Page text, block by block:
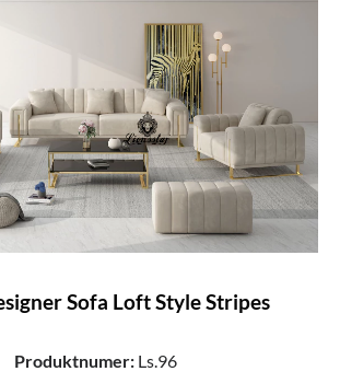
Sofa Loft Style Stripes
Produktnumer:Ls.96